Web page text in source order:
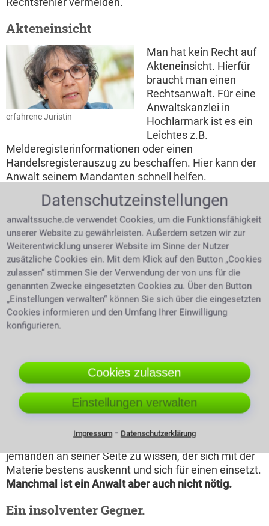
Akteneinsicht
erfahrene Juristin
Man hat kein Recht auf
Akteneinsicht. Hierfür
braucht man einen
Rechtsanwalt. Für eine
Anwaltskanzlei in
Hochlarmark ist es ein
Leichtes z.B.
Melderegisterinformationen oder einen
Handelsregisterauszug zu beschaffen. Hier kann der
Anwalt seinem Mandanten schnell helfen.
Einschätzung der Erfolgsaussichten
Der Anwalt kann die Sachlage klar und schlüssig
einstufen und er kann schnell helfen indem er zu- oder
von einer Klage abrät.
Einen vorteilhaften Vergleich erzielen
zwei Anwältinnen lächelnd
Für beide Seiten die
beste Lösung ist es
meist, wenn man sich
einigen kann. Wird
dieser bei Gericht
hinterlegt und
vollstreckt, ist er rechtsgültig wie ein Urteil. Es
bedeutet meist eine deutliche Kostenersparnis wenn
man das Gericht nicht in Anspruch nehmen muss.
Was nicht vergessen werden sollte:Es gibt Sicherheit
jemanden an seiner Seite zu wissen, der sich mit der
Materie bestens auskennt und sich für einen einsetzt.
Manchmal ist ein Anwalt aber auch nicht nötig.
Ein insolventer Gegner.
Datenschutzeinstellungen
anwaltssuche.de verwendet Cookies, um die Funktionsfähigkeit
unserer Website zu gewährleisten. Außerdem setzen wir zur
Weiterentwicklung unserer Website im Sinne der Nutzer
zusätzliche Cookies ein. Mit dem Klick auf den Button „Cookies
zulassen“ stimmen Sie der Verwendung der von uns für die
genannten Zwecke eingesetzten Cookies zu. Über den Button
„Einstellungen verwalten“ können Sie sich über die eingesetzten
Cookies informieren und den Umfang Ihrer Einwilligung
konfigurieren.
Cookies zulassen
Einstellungen verwalten
Impressum⁃ Datenschutzerklärung